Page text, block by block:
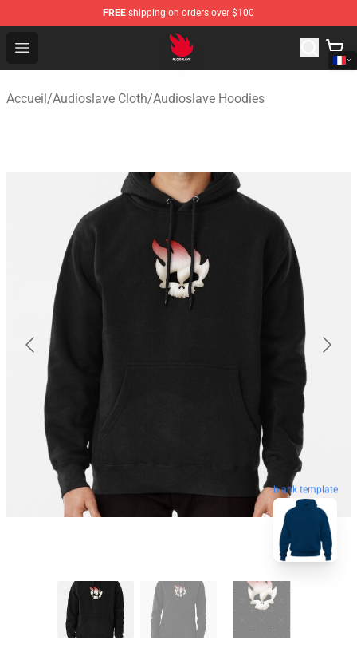
FREE shipping on orders over $100
Open menu
Audioslave Store - Official Audioslave Merchandise Shop
Accueil/Audioslave Cloth/Audioslave Hoodies
blank template